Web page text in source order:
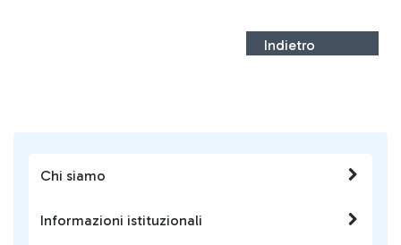
Chi siamo
Informazioni istituzionali
Indietro